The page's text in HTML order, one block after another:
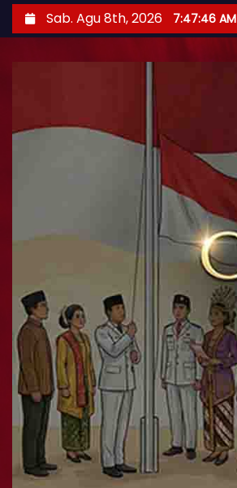
Sab. Agu 8th, 2026 7:47:48 AM